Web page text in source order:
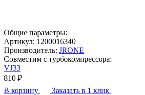
Общие параметры:
Артикул: 1200016340
Производитель: JRONE
Совместим с турбокомпрессора:
VJ33
810 ₽
В корзину
Заказать в 1 клик